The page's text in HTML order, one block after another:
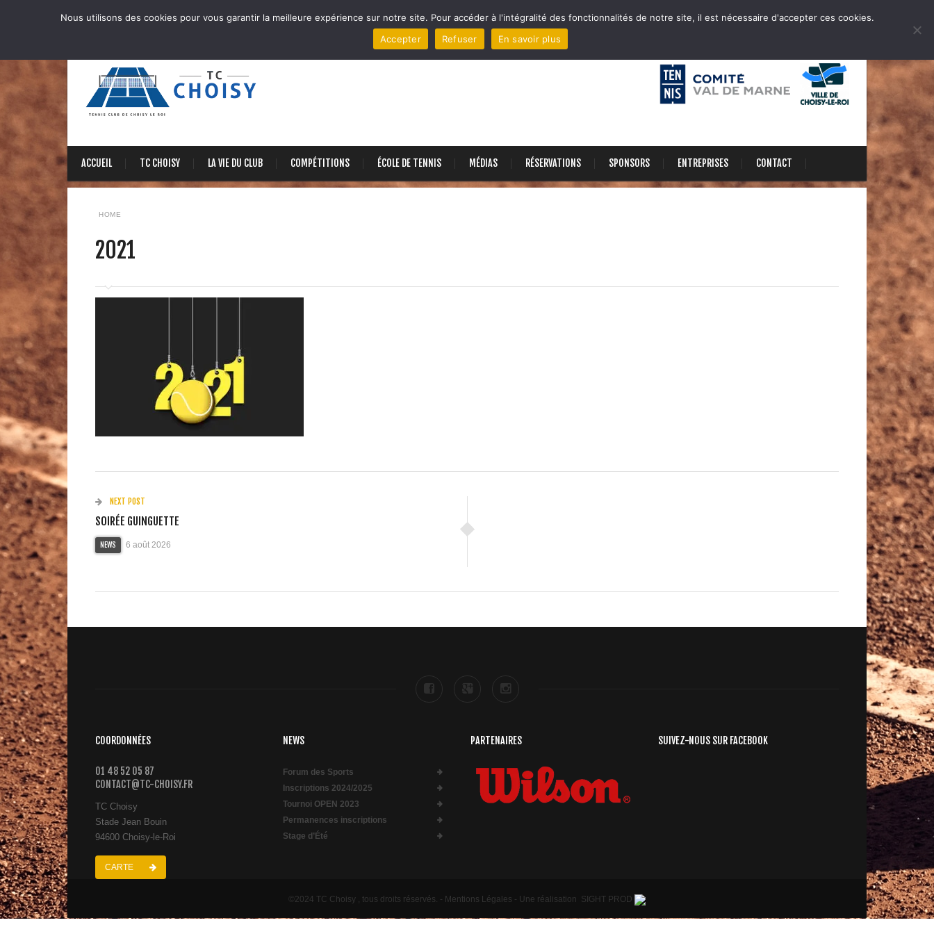
ACCUEIL TC CHOISY LA VIE DU CLUB COMPÉTITIONS ÉCOLE DE TENNIS MÉDIAS RÉSERVATIONS SPONSORS ENTREPRISES CONTACT
HOME
2021
NEXT POST
SOIRÉE GUINGUETTE
NEWS 6 août 2026
COORDONNÉES
01 48 52 05 87
CONTACT@TC-CHOISY.FR
TC Choisy
Stade Jean Bouin
94600 Choisy-le-Roi
CARTE
NEWS
Forum des Sports
Inscriptions 2024/2025
Tournoi OPEN 2023
Permanences inscriptions
Stage d’Été
PARTENAIRES SUIVEZ-NOUS SUR FACEBOOK
©2024 TC Choisy , tous droits réservés. - Mentions Légales - Une réalisation SIGHT PROD
Nous utilisons des cookies pour vous garantir la meilleure expérience sur notre site. Pour accéder à l'intégralité des fonctionnalités de notre site, il est nécessaire d'accepter ces cookies.
Accepter
Refuser En savoir plus